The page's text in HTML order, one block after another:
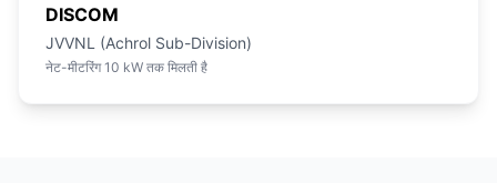
DISCOM
JVVNL (Achrol Sub-Division)
नेट-मीटरिंग 10 kW तक मिलती है